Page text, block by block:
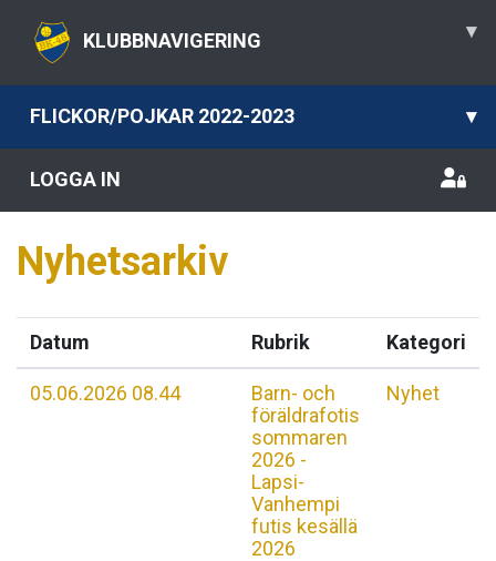
KLUBBNAVIGERING ▾
FLICKOR/POJKAR 2022-2023 ▾
LOGGA IN
Nyhetsarkiv
Datum Rubrik Kategori
05.06.2026 08.44
Barn- och
föräldrafotis
sommaren
2026 -
Lapsi-
Vanhempi
futis kesällä
2026
Nyhet